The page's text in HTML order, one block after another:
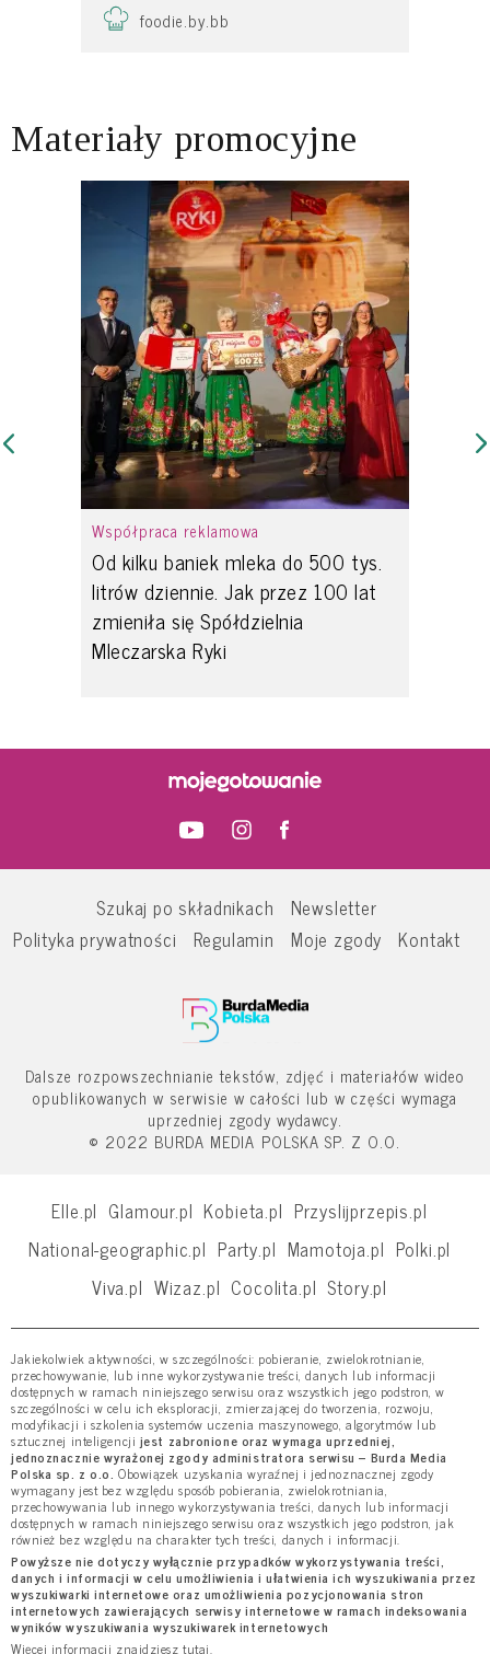
foodie.by.bb
Materiały promocyjne
Współpraca reklamowa
Od kilku baniek mleka do 500 tys.
litrów dziennie. Jak przez 100 lat
zmieniła się Spółdzielnia
Mleczarska Ryki
Szukaj po składnikach
Newsletter
Polityka prywatności
Regulamin Moje zgody Kontakt
Dalsze rozpowszechnianie tekstów, zdjęć i materiałów wideo
opublikowanych w serwisie w całości lub w części wymaga
uprzedniej zgody wydawcy.
© 2022 BURDA MEDIA POLSKA SP. Z O.O.
Elle.pl Glamour.pl Kobieta.pl Przyslijprzepis.pl
National-geographic.pl Party.pl Mamotoja.pl Polki.pl
Viva.pl Wizaz.pl Cocolita.pl Story.pl
Jakiekolwiek aktywności, w szczególności: pobieranie, zwielokrotnianie,
przechowywanie, lub inne wykorzystywanie treści, danych lub informacji
dostępnych w ramach niniejszego serwisu oraz wszystkich jego podstron, w
szczególności w celu ich eksploracji, zmierzającej do tworzenia, rozwoju,
modyfikacji i szkolenia systemów uczenia maszynowego, algorytmów lub
sztucznej inteligencji jest zabronione oraz wymaga uprzedniej,
jednoznacznie wyrażonej zgody administratora serwisu – Burda Media
Polska sp. z o.o. Obowiązek uzyskania wyraźnej i jednoznacznej zgody
wymagany jest bez względu sposób pobierania, zwielokrotniania,
przechowywania lub innego wykorzystywania treści, danych lub informacji
dostępnych w ramach niniejszego serwisu oraz wszystkich jego podstron, jak
również bez względu na charakter tych treści, danych i informacji.
Powyższe nie dotyczy wyłącznie przypadków wykorzystywania treści,
danych i informacji w celu umożliwienia i ułatwienia ich wyszukiwania przez
wyszukiwarki internetowe oraz umożliwienia pozycjonowania stron
internetowych zawierających serwisy internetowe w ramach indeksowania
wyników wyszukiwania wyszukiwarek internetowych
Więcej informacji znajdziesztutaj.